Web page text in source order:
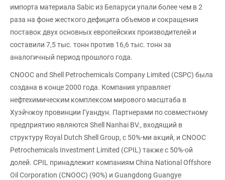
импорта материала Sabic из Беларуси упали более чем в 2
раза на фоне жесткого дефицита объемов и сокращения
поставок двух основных европейских производителей и
составили 7,5 тыс. тонн против 16,6 тыс. тонн за
аналогичный период прошлого года.
CNOOC and Shell Petrochemicals Company Limited (CSPC) была
создана в конце 2000 года. Компания управляет
нефтехимическим комплексом мирового масштаба в
Хуэйчжоу провинции Гуандун. Партнерами по совместному
предприятию являются Shell Nanhai BV., входящий в
структуру Royal Dutch Shell Group, с 50%-ми акций, и CNOOC
Petrochemicals Investment Limited (CPIL) также с 50%-ой
долей. CPIL принадлежит компаниям China National Offshore
Oil Corporation (CNOOC) (90%) и Guangdong Guangye